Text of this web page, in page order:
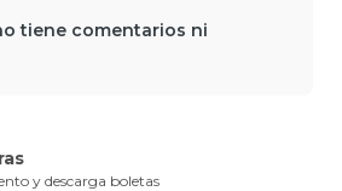
tiene comentarios ni
y descarga boletas